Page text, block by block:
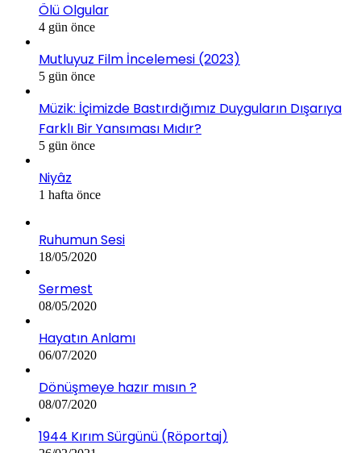
Ölü Olgular
4 gün önce
Mutluyuz Film İncelemesi (2023)
5 gün önce
Müzik: İçimizde Bastırdığımız Duyguların Dışarıya
Farklı Bir Yansıması Mıdır?
5 gün önce
Niyâz
1 hafta önce
Ruhumun Sesi
18/05/2020
Sermest
08/05/2020
Hayatın Anlamı
06/07/2020
Dönüşmeye hazır mısın ?
08/07/2020
1944 Kırım Sürgünü (Röportaj)